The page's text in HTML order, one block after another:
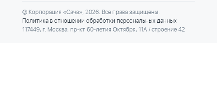
© Корпорация «Сача», 2026. Все права защищены.
Политика в отношении обработки персональных данных
117449, г. Москва, пр-кт 60-летия Октября, 11А / строение 42